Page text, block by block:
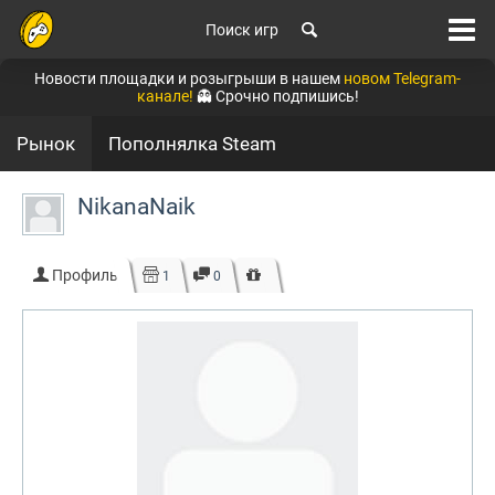
Поиск игр
Новости площадки и розыгрыши в нашем новом Telegram-
канале! 👻 Срочно подпишись!
Рынок Пополнялка Steam
NikanaNaik
Профиль 1 0